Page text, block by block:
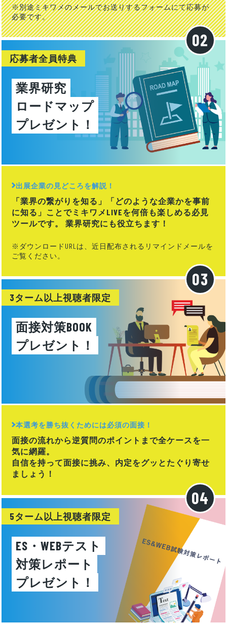
※別途ミキワメのメールでお送りするフォームにて応募が
必要です。
応募者全員特典
業界研究
ロードマップ
プレゼント！
出展企業の見どころを解説！
「業界の繋がりを知る」「どのような企業かを事前
に知る」ことでミキワメLIVEを何倍も楽しめる必見
ツールです。 業界研究にも役立ちます！
※ダウンロードURLは、近日配布されるリマインドメールを
ご覧ください。
3ターム以上視聴者限定
面接対策BOOK
プレゼント！
本選考を勝ち抜くためには必須の面接！
面接の流れから逆質問のポイントまで全ケースを一
気に網羅。
自信を持って面接に挑み、内定をグッとたぐり寄せ
ましょう！
5ターム以上視聴者限定
ES・WEBテスト
対策レポート
プレゼント！